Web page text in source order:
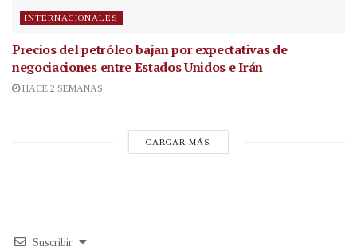
INTERNACIONALES
Precios del petróleo bajan por expectativas de
negociaciones entre Estados Unidos e Irán
HACE 2 SEMANAS
CARGAR MÁS
Suscribir